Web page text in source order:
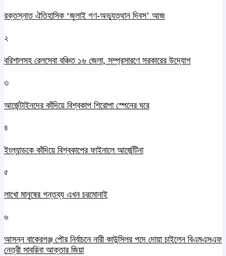
রক্তস্নাত ঐতিহাসিক ‌‘জুলাই গণ-অভ্যুত্থান দিবস’ আজ
২
বরিশালসহ রেলসেবা বঞ্চিত ১৬ জেলা, সম্প্রসারণে সরকারের উদ্যোগ
৩
আর্জেন্টাইনদের কাঁদিয়ে বিশ্বকাপ শিরোপা স্পেনের ঘরে
৪
ইংল্যান্ডকে কাঁদিয়ে বিশ্বকাপের ফাইনালে আর্জেন্টিনা
৫
লাখো মানুষের গন্তব্য এখন চরমোনাই
৬
আসন্ন বাকেরগঞ্জ পৌর নির্বাচনে নারী কাউন্সিলর পদে দোয়া চাইলেন বিএমএসএফ
নেত্রী সাবরিনা আক্তার জিয়া